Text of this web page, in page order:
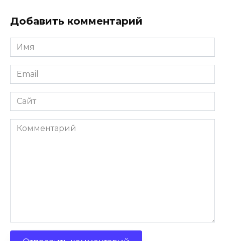
Добавить комментарий
Имя
*
Email
*
Сайт
Комментарий